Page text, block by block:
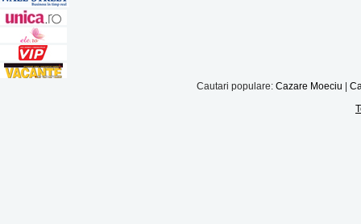
Cautari populare: Cazare Moeciu